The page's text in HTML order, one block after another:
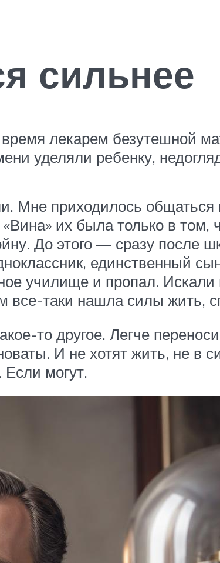
сильнее
лекарем безутешной
уделяли ребенку,
Мне приходилось
их была только в том,
До этого — сразу после
единственный
училище и пропал.
таки нашла силы жить,
то другое. Легче
И не хотят жить, не в
могут.